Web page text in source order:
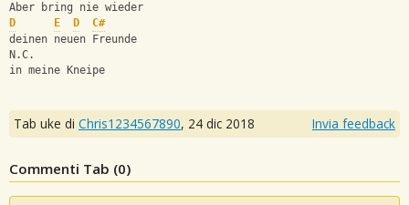
Aber bring nie wieder
D
E D
C#
deinen neuen Freunde
N.C.
in meine Kneipe
Tab uke di Chris1234567890, 24 dic 2018 Invia feedback
Commenti Tab (0)